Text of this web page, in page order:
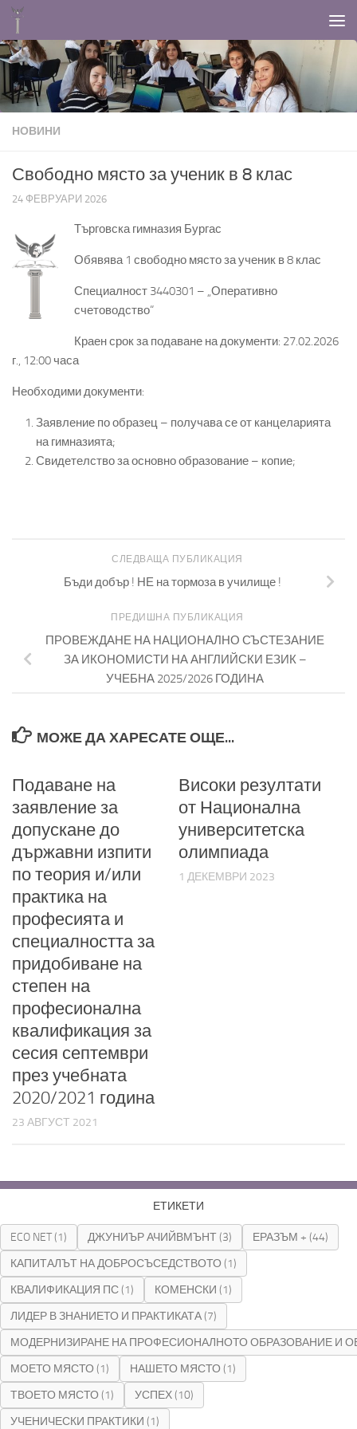
НОВИНИ
Свободно място за ученик в 8 клас
24 ФЕВРУАРИ 2026
Търговска гимназия Бургас
Обявява 1 свободно място за ученик в 8 клас
Специалност 3440301 – „Оперативно
счетоводство“
Краен срок за подаване на документи: 27.02.2026
г., 12:00 часа
Необходими документи:
Заявление по образец – получава се от канцеларията
на гимназията;
Свидетелство за основно образование – копие;
СЛЕДВАЩА ПУБЛИКАЦИЯ
Бъди добър ! НЕ на тормоза в училище !
ПРЕДИШНА ПУБЛИКАЦИЯ
ПРОВЕЖДАНЕ НА НАЦИОНАЛНО СЪСТЕЗАНИЕ
ЗА ИКОНОМИСТИ НА АНГЛИЙСКИ ЕЗИК –
УЧЕБНА 2025/2026 ГОДИНА
МОЖЕ ДА ХАРЕСАТЕ ОЩЕ...
Подаване на
заявление за
допускане до
държавни изпити
по теория и/или
практика на
професията и
специалността за
придобиване на
степен на
професионална
квалификация за
сесия септември
през учебната
2020/2021 година
23 АВГУСТ 2021
Високи резултати
от Национална
университетска
олимпиада
1 ДЕКЕМВРИ 2023
ЕТИКЕТИ
ECO NET(1) ДЖУНИЪР АЧИЙВМЪНТ(3) ЕРАЗЪМ + (44)
КАПИТАЛЪТ НА ДОБРОСЪСЕДСТВОТО (1)
КВАЛИФИКАЦИЯ ПС(1) КОМЕНСКИ (1)
ЛИДЕР В ЗНАНИЕТО И ПРАКТИКАТА(7)
МОДЕРНИЗИРАНЕ НА ПРОФЕСИОНАЛНОТО ОБРАЗОВАНИЕ И
МОЕТО МЯСТО (1) НАШЕТО МЯСТО (1)
ТВОЕТО МЯСТО (1) УСПЕХ(10)
УЧЕНИЧЕСКИ ПРАКТИКИ (1)